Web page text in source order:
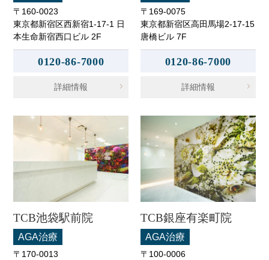
〒160-0023
東京都新宿区西新宿1-17-1 日
本生命新宿西口ビル 2F
0120-86-7000
詳細情報
〒169-0075
東京都新宿区高田馬場2-17-15
唐橋ビル 7F
0120-86-7000
詳細情報
TCB池袋駅前院
AGA治療
〒170-0013
TCB銀座有楽町院
AGA治療
〒100-0006